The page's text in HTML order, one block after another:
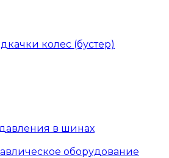
колес (бустер)
в шинах
оборудование